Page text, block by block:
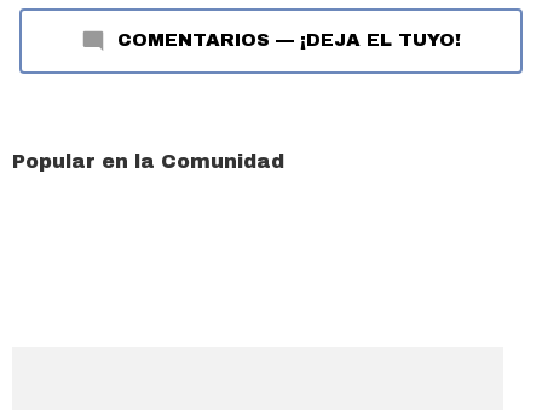
COMENTARIOS — ¡DEJA EL TUYO!
Popular en la Comunidad